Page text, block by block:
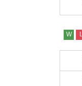
W L